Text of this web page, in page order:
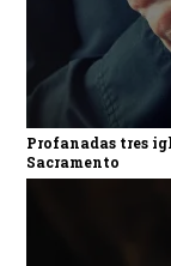
Profanadas tres
Sacramento